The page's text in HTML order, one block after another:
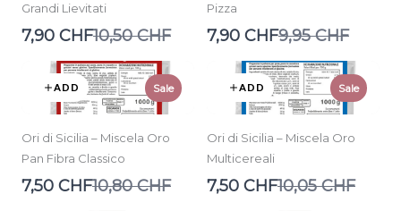
Grandi Lievitati
7,90 CHFCompare
10,50 CHF
Pizza
7,90 CHFCompare
9,95 CHF
ADD Sale
Ori di Sicilia – Miscela Oro
Pan Fibra Classico
7,50 CHFCompare
10,80 CHF
ADD Sale
Ori di Sicilia – Miscela Oro
Multicereali
7,50 CHFCompare
10,05 CHF